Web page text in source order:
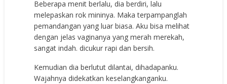
Beberapa menit berlalu, dia berdiri, lalu
melepaskan rok mininya. Maka terpampanglah
pemandangan yang luar biasa. Aku bisa melihat
dengan jelas vaginanya yang merah merekah,
sangat indah. dicukur rapi dan bersih.
Kemudian dia berlutut dilantai, dihadapanku.
Wajahnya didekatkan keselangkanganku.